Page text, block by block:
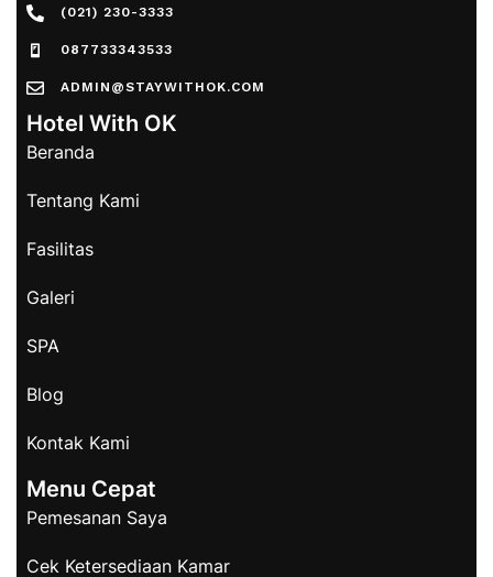
(021) 230-3333
087733343533
ADMIN@STAYWITHOK.COM
Hotel With OK
Beranda
Tentang Kami
Fasilitas
Galeri
SPA
Blog
Kontak Kami
Menu Cepat
Pemesanan Saya
Cek Ketersediaan Kamar